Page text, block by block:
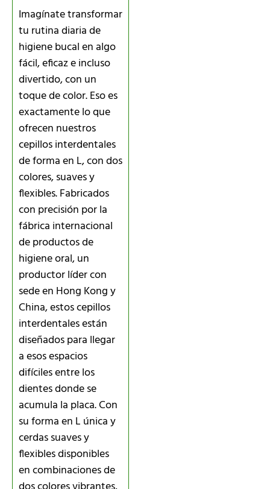
Imagínate transformar
tu rutina diaria de
higiene bucal en algo
fácil, eficaz e incluso
divertido, con un
toque de color. Eso es
exactamente lo que
ofrecen nuestros
cepillos interdentales
de forma en L, con dos
colores, suaves y
flexibles. Fabricados
con precisión por la
fábrica internacional
de productos de
higiene oral, un
productor líder con
sede en Hong Kong y
China, estos cepillos
interdentales están
diseñados para llegar
a esos espacios
difíciles entre los
dientes donde se
acumula la placa. Con
su forma en L única y
cerdas suaves y
flexibles disponibles
en combinaciones de